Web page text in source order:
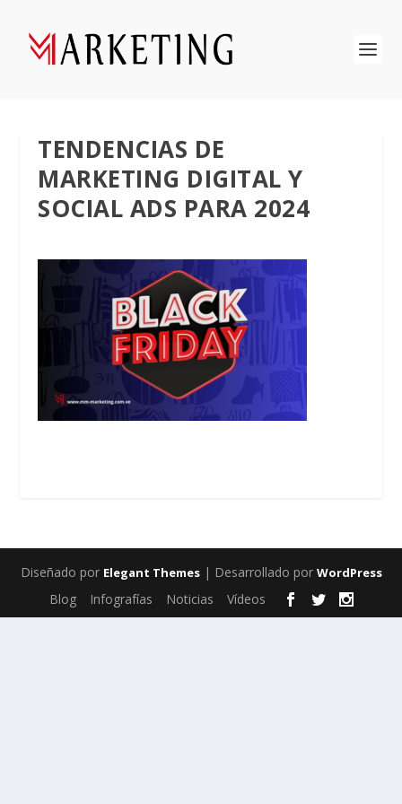
TENDENCIAS DE
MARKETING DIGITAL Y
SOCIAL ADS PARA 2024
Diseñado por Elegant Themes| Desarrollado por WordPress
Blog Infografías Noticias Vídeos